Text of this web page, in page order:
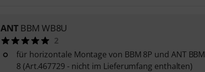
ANT BBM WB8U
2
für horizontale Montage von BBM 8P und ANT BBM
8 (Art.467729 - nicht im Lieferumfang enthalten)